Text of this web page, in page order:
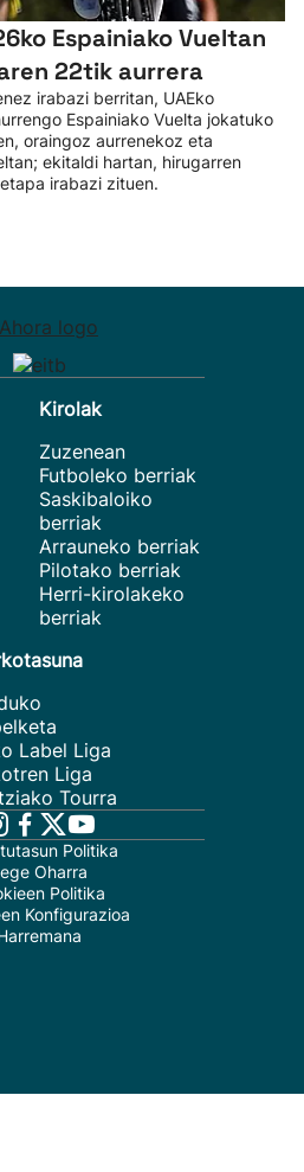
Espainiako Vueltan
22tik aurrera
irabazi berritan, UAEko
Espainiako Vuelta jokatuko
oraingoz aurrenekoz eta
ekitaldi hartan, hirugarren
irabazi zituen.
Kirolak
Zuzenean
Futboleko berriak
Saskibaloiko
berriak
Arrauneko berriak
Pilotako berriak
Herri-kirolakeko
berriak
Label Liga
Liga
Tourra
Politika
Oharra
Politika
Konfigurazioa